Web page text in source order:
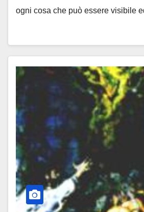
ogni cosa che può essere visibile